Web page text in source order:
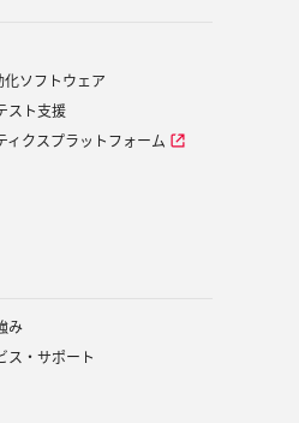
化ソフトウェア
スト支援
ィクスプラットフォーム
み
ス・サポート